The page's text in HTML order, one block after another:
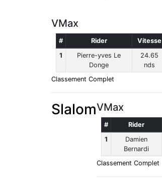
VMax
# Rider Vitesse
1
Pierre-yves Le
Donge
24.65
nds
Classement Complet
SlalomVMax
# Rider
1
Damien
Bernardi
Classement Complet